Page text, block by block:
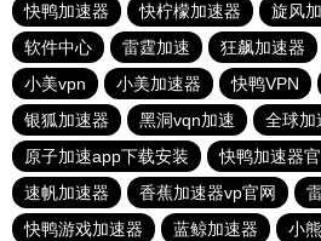
快鸭加速器
快柠檬加速器 旋风
软件中心
雷霆加速 狂飙加速器
小美vpn
小美加速器 快鸭VPN
银狐加速器
黑洞vqn加速
全球加
原子加速app下载安装
快鸭加速器
速帆加速器
香蕉加速器vp官网
快鸭游戏加速器
蓝鲸加速器
小